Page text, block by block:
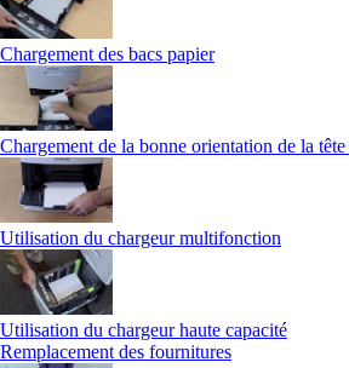
Chargement des bacs papier
Chargement de la bonne orientation de la
Utilisation du chargeur multifonction
Utilisation du chargeur haute capacité
Remplacement des fournitures